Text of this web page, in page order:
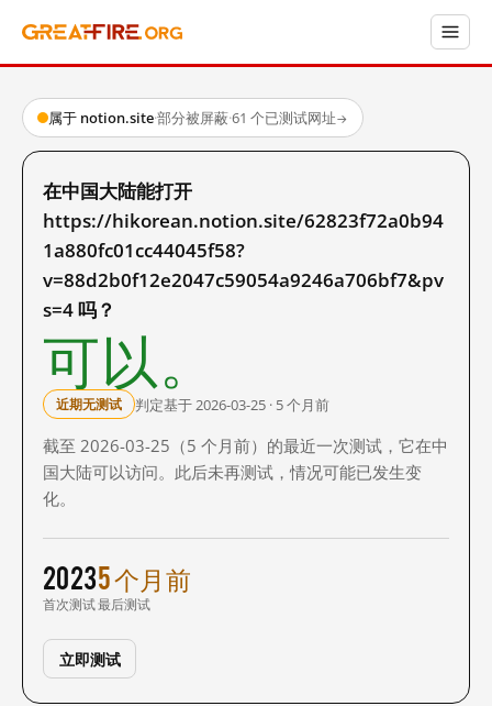
属于 notion.site·部分被屏蔽·61 个已测试网址→
在中国大陆能打开
https://hikorean.notion.site/62823f72a0b94
1a880fc01cc44045f58?
v=88d2b0f12e2047c59054a9246a706bf7&pv
s=4 吗？
可以。
近期无测试 判定基于 2026-03-25 · 5 个月前
截至 2026-03-25（5 个月前）的最近一次测试，它在中
国大陆可以访问。此后未再测试，情况可能已发生变
化。
2023
首次测试
5 个月前
最后测试
立即测试